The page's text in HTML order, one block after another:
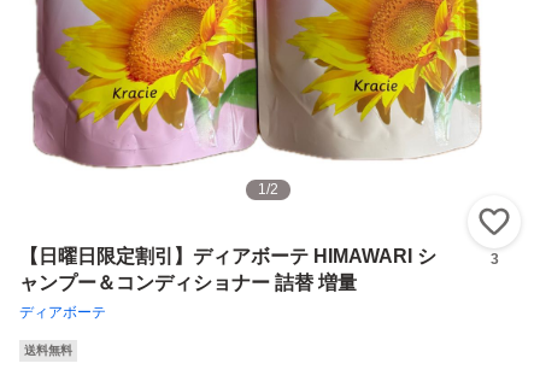
1/2
【日曜日限定割引】ディアボーテ HIMAWARI シ
ャンプー＆コンディショナー 詰替 増量
ディアボーテ
3
送料無料